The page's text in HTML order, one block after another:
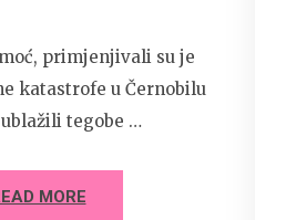
primjenjivali su je
katastrofe u Černobilu
tegobe …
MORE